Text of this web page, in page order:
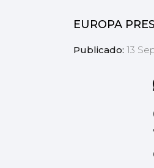
EUROPA
Publicado: 13